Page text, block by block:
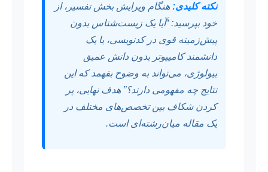
نکته کلیدی: هنگام ویرایش بخش تفسیر، از
خود بپرسید: “آیا یک زیست‌شناس بدون
پیش‌زمینه قوی در کدنویسی، یا یک
دانشمند کامپیوتر بدون دانش عمیق
بیولوژی، می‌تواند به وضوح بفهمد که این
نتایج چه مفهومی دارند؟” هدف نهایی، پر
کردن شکاف بین تخصص‌های مختلف در
یک مقاله میان‌رشته‌ای است.